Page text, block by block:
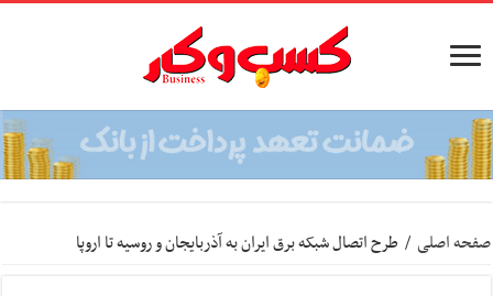
صفحه اصلی / طرح اتصال شبکه برق ایران به آذربایجان و روسیه تا اروپا­